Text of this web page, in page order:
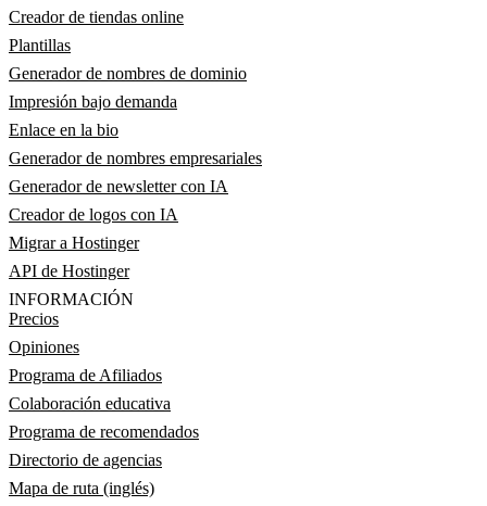
Creador de tiendas online
Plantillas
Generador de nombres de dominio
Impresión bajo demanda
Enlace en la bio
Generador de nombres empresariales
Generador de newsletter con IA
Creador de logos con IA
Migrar a Hostinger
API de Hostinger
INFORMACIÓN
Precios
Opiniones
Programa de Afiliados
Colaboración educativa
Programa de recomendados
Directorio de agencias
Mapa de ruta (inglés)